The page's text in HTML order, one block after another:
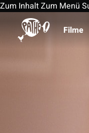
Zum InhaltZum Menü
Filme